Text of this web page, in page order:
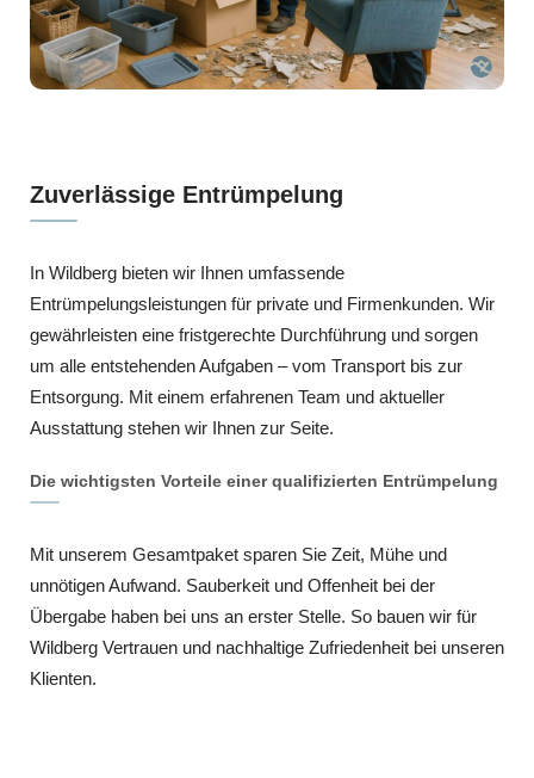
Zuverlässige Entrümpelung
In Wildberg bieten wir Ihnen umfassende
Entrümpelungsleistungen für private und Firmenkunden. Wir
gewährleisten eine fristgerechte Durchführung und sorgen
um alle entstehenden Aufgaben – vom Transport bis zur
Entsorgung. Mit einem erfahrenen Team und aktueller
Ausstattung stehen wir Ihnen zur Seite.
Die wichtigsten Vorteile einer qualifizierten Entrümpelung
Mit unserem Gesamtpaket sparen Sie Zeit, Mühe und
unnötigen Aufwand. Sauberkeit und Offenheit bei der
Übergabe haben bei uns an erster Stelle. So bauen wir für
Wildberg Vertrauen und nachhaltige Zufriedenheit bei unseren
Klienten.